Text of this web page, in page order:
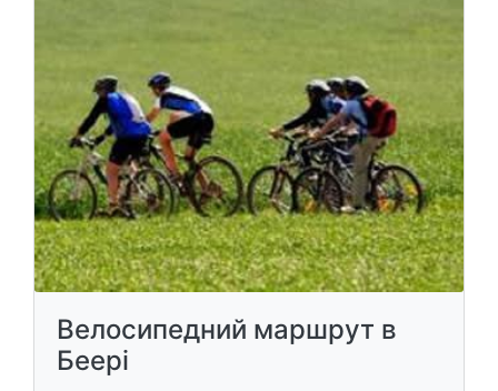
Велосипедний маршрут в
Беері